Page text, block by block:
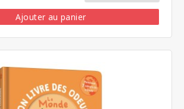
Ajouter au panier